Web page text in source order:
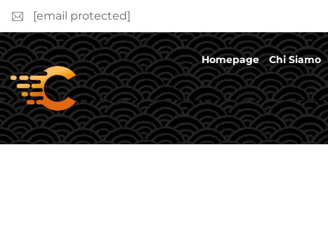
[email protected]
Homepage Chi Siamo